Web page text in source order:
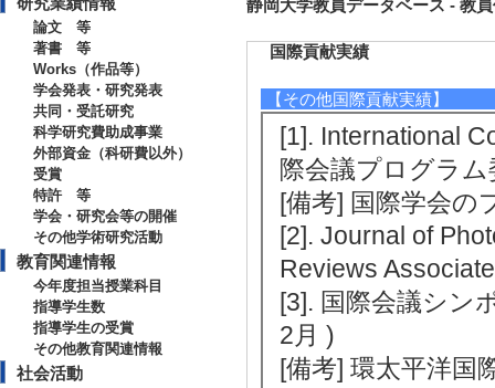
論文 等
著書 等
Works（作品等）
学会発表・研究発表
共同・受託研究
科学研究費助成事業
外部資金（科研費以外）
受賞
特許 等
学会・研究会等の開催
その他学術研究活動
教育関連情報
今年度担当授業科目
指導学生数
指導学生の受賞
その他教育関連情報
社会活動
静岡大学教員データベース - 教
国際貢献実績
【その他国際貢献実績】
[1]. International
際会議プログラ
[備考] 国際学会の
[2]. Journal of
Reviews
[3]. 国際会議シン
2月 )
[備考] 環太平洋国